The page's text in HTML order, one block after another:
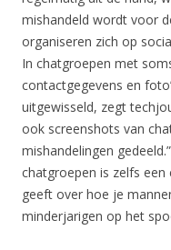
mishandeld wordt voor
organiseren zich op
In chatgroepen met
contactgegevens en
uitgewisseld, zegt
ook screenshots van
mishandelingen
chatgroepen is zelfs
geeft over hoe je
minderjarigen op het